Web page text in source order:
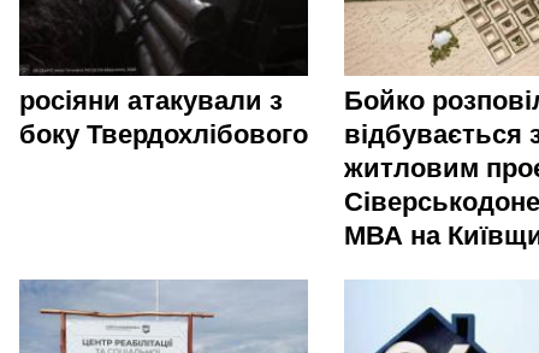
росіяни атакували з
боку Твердохлібового
Бойко
відбувається
житловим
МВА на